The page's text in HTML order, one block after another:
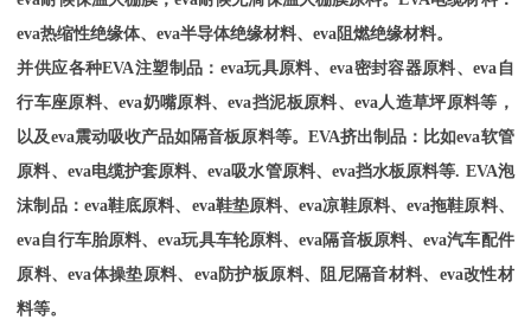
eva热缩性绝缘体、eva半导体绝缘材料、eva阻燃绝缘材料。
并供应各种EVA注塑制品：eva玩具原料、eva密封容器原料、eva自
行车座原料、eva奶嘴原料、eva挡泥板原料、eva人造草坪原料等，
以及eva震动吸收产品如隔音板原料等。EVA挤出制品：比如eva软管
原料、eva电缆护套原料、eva吸水管原料、eva挡水板原料等. EVA泡
沫制品：eva鞋底原料、eva鞋垫原料、eva凉鞋原料、eva拖鞋原料、
eva自行车胎原料、eva玩具车轮原料、eva隔音板原料、eva汽车配件
原料、eva体操垫原料、eva防护板原料、阻尼隔音材料、eva改性材
料等。